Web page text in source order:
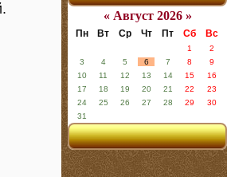
« Август 2026 »
Пн Вт Ср Чт Пт Сб Вс
1
2
3
4 5 6 7 8
9
10
11 12 13 14 15
16
17
18 19 20 21 22
23
24
25 26 27 28 29
30
31